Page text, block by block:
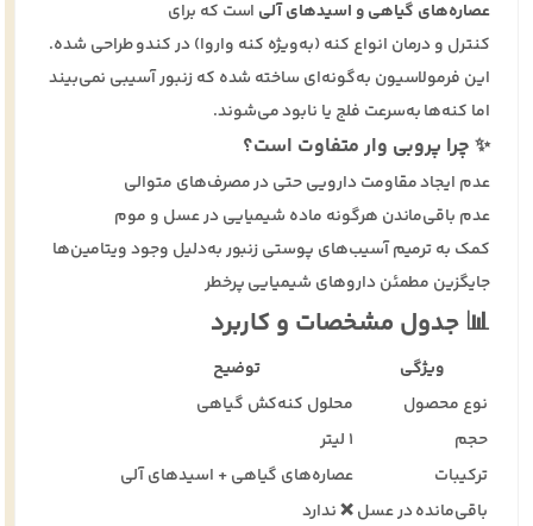
عصاره‌های گیاهی و اسیدهای آلیاست که برای
کنترل و درمان انواع کنه (به‌ویژه کنه واروا) در کندو طراحی شده.
این فرمولاسیون به‌گونه‌ای ساخته شده که زنبور آسیبی نمی‌بیند
اما کنه‌ها به‌سرعت فلج یا نابود می‌شوند.
✨ چرا پروبی وار متفاوت است؟
عدم ایجاد مقاومت دارویی حتی در مصرف‌های متوالی
عدم باقی‌ماندن هرگونه ماده شیمیایی در عسل و موم
کمک به ترمیم آسیب‌های پوستی زنبور به‌دلیل وجود ویتامین‌ها
جایگزین مطمئن داروهای شیمیایی پرخطر
📊 جدول مشخصات و کاربرد
ویژگی
توضیح
نوع محصول
محلول کنه‌کش گیاهی
حجم
ترکیبات
عصاره‌های گیاهی + اسیدهای آلی
باقی‌مانده در عسل ❌ ندارد